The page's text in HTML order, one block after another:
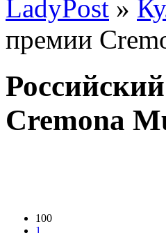
LadyPost »
премии
Cremona
100
1